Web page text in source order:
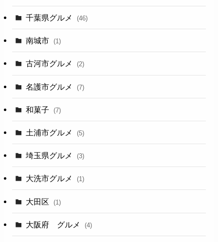
千葉県グルメ (46)
南城市 (1)
古河市グルメ (2)
名護市グルメ (7)
和菓子 (7)
土浦市グルメ (5)
埼玉県グルメ (3)
大洗市グルメ (1)
大田区 (1)
大阪府 グルメ (4)